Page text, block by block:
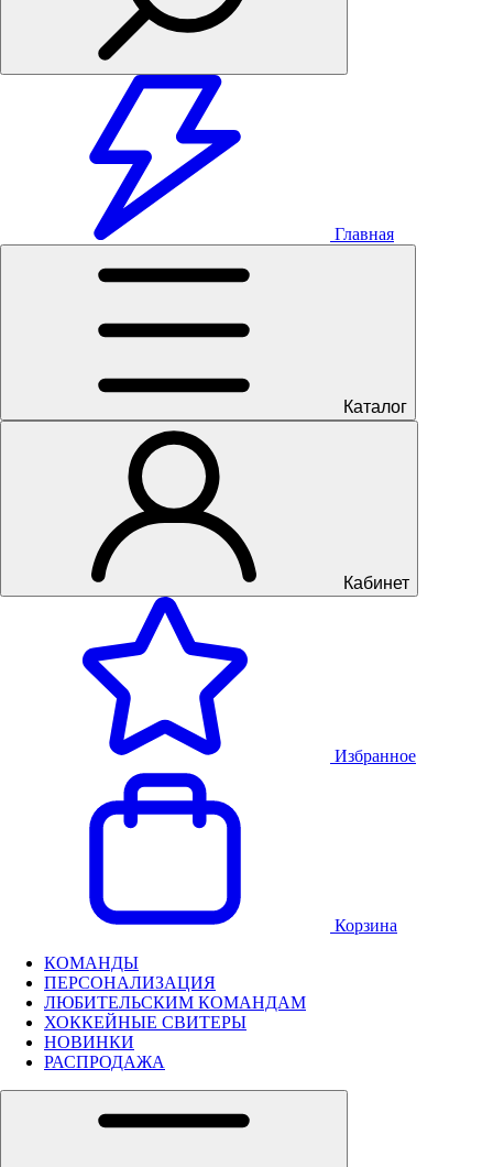
Главная
Каталог
Кабинет
Избранное
Корзина
КОМАНДЫ
ПЕРСОНАЛИЗАЦИЯ
ЛЮБИТЕЛЬСКИМ КОМАНДАМ
ХОККЕЙНЫЕ СВИТЕРЫ
НОВИНКИ
РАСПРОДАЖА